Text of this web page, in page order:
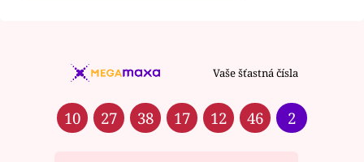
Vaše šťastná čísla
10 27 38 17 12 46 2